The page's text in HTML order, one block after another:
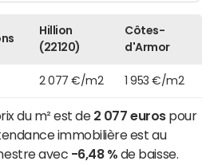
Hillion
(22120)
Côtes-
d'Armor
2 077 €/m2 1 953 €/m2
du m² est de 2 077 eurospour
immobilière est au
avec -6,48 % de baisse.